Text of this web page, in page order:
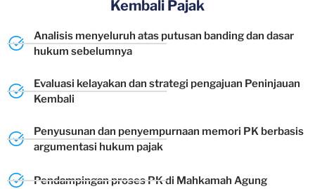
Kembali Pajak
Analisis menyeluruh atas putusan banding dan dasar
hukum sebelumnya
Evaluasi kelayakan dan strategi pengajuan Peninjauan
Kembali
Penyusunan dan penyempurnaan memori PK berbasis
argumentasi hukum pajak
Pendampingan proses PK di Mahkamah Agung